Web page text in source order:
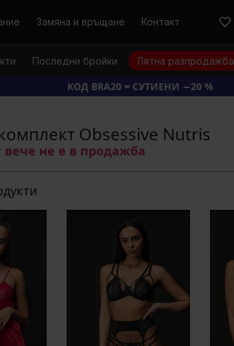
Замяна и връщане Контакт
Последни бройки Лятна разпродажба
КОД BRA20 = СУТИЕНИ −20 %
Obsessive Nutris
вече не е в продажба